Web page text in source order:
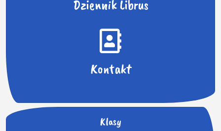
Dziennik Librus
Kontakt
Klasy